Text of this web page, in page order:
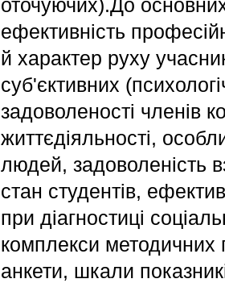
оточуючих).До
ефективність
й характер руху
суб'єктивних
задоволеності членів
життєдіяльності,
людей, задоволеність
стан студентів,
при діагностиці
комплекси методичних
анкети, шкали